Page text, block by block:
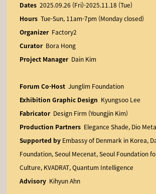
Dates 2025.09.26 (Fri)-2025.11.18 (Tue)
Hours Tue-Sun, 11am-7pm (Monday closed)
Organizer Factory2
Curator Bora Hong
Project Manager Dain Kim
Forum Co-Host Junglim Foundation
Exhibition Graphic Design Kyungsoo Lee
Fabricator Design Firm (Youngjin Kim)
Production Partners Elegance Shade, Dio
Supported by Embassy of Denmark in Korea,
Foundation, Seoul Mecenat, Seoul Foundation
Culture, KVADRAT, Quantum Intelligence
Advisory Kihyun Ahn